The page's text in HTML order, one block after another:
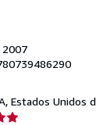
2007
Estados Unidos